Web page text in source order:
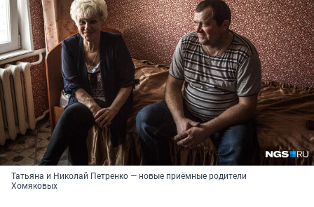
Татьяна и Николай Петренко — новые приёмные родители
Хомяковых